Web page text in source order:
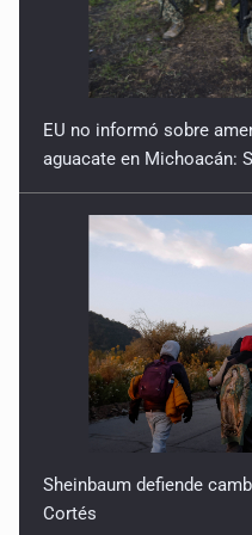
EU no informó sobre
aguacate en Michoacán:
Sheinbaum defiende
Cortés